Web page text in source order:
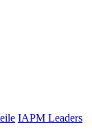
IAPM Leaders